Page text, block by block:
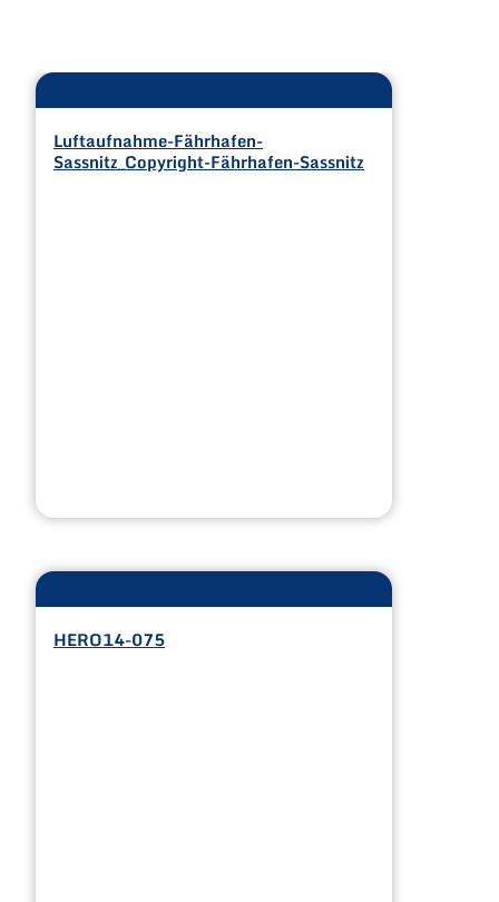
Luftaufnahme-Fährhafen-
Sassnitz_Copyright-Fährhafen-Sassnitz
HERO14-075